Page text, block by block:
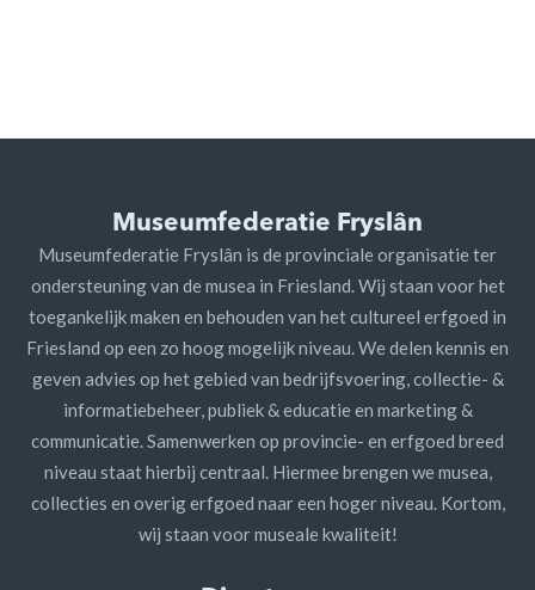
Museumfederatie Fryslân
Museumfederatie Fryslân is de provinciale organisatie ter
ondersteuning van de musea in Friesland. Wij staan voor het
toegankelijk maken en behouden van het cultureel erfgoed in
Friesland op een zo hoog mogelijk niveau. We delen kennis en
geven advies op het gebied van bedrijfsvoering, collectie- &
informatiebeheer, publiek & educatie en marketing &
communicatie. Samenwerken op provincie- en erfgoed breed
niveau staat hierbij centraal. Hiermee brengen we musea,
collecties en overig erfgoed naar een hoger niveau. Kortom,
wij staan voor museale kwaliteit!